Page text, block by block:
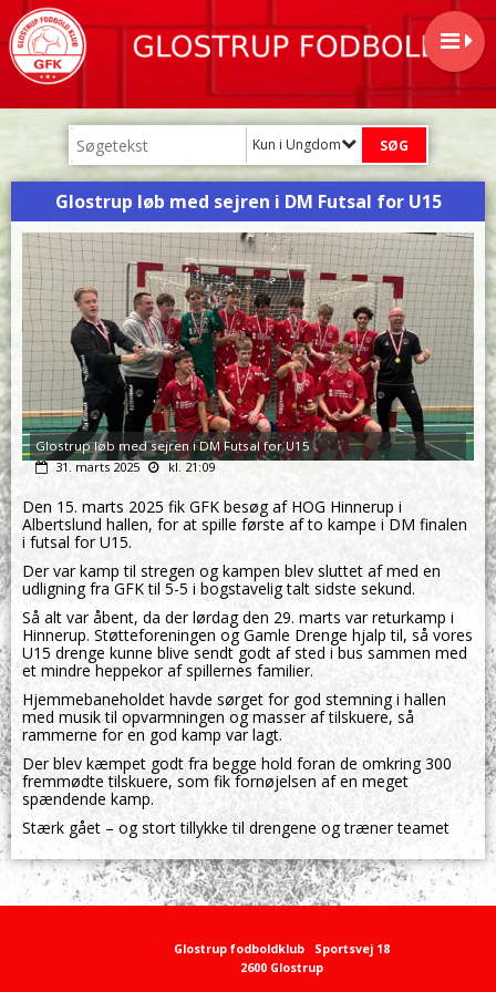
Kun i Ungdom
Glostrup løb med sejren i DM Futsal for U15
Glostrup løb med sejren i DM Futsal for U15
31. marts 2025
kl. 21:09
Den 15. marts 2025 fik GFK besøg af HOG Hinnerup i
Albertslund hallen, for at spille første af to kampe i DM finalen
i futsal for U15.
Der var kamp til stregen og kampen blev sluttet af med en
udligning fra GFK til 5-5 i bogstavelig talt sidste sekund.
Så alt var åbent, da der lørdag den 29. marts var returkamp i
Hinnerup. Støtteforeningen og Gamle Drenge hjalp til, så vores
U15 drenge kunne blive sendt godt af sted i bus sammen med
et mindre heppekor af spillernes familier.
Hjemmebaneholdet havde sørget for god stemning i hallen
med musik til opvarmningen og masser af tilskuere, så
rammerne for en god kamp var lagt.
Der blev kæmpet godt fra begge hold foran de omkring 300
fremmødte tilskuere, som fik fornøjelsen af en meget
spændende kamp.
Stærk gået – og stort tillykke til drengene og træner teamet
Glostrup fodboldklub
Sportsvej 18
2600 Glostrup